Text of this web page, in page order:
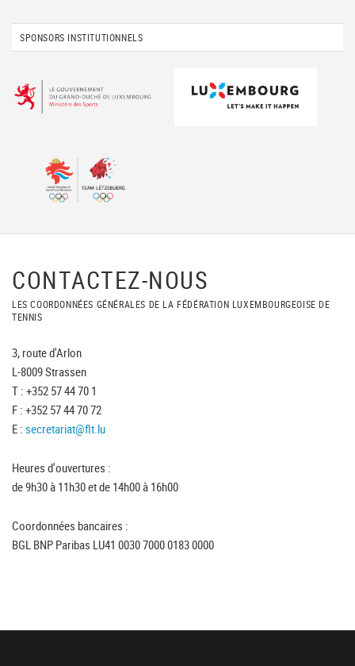
SPONSORS INSTITUTIONNELS
CONTACTEZ-NOUS
LES COORDONNÉES GÉNÉRALES DE LA FÉDÉRATION LUXEMBOURGEOISE DE
TENNIS
3, route d'Arlon
L-8009 Strassen
T : +352 57 44 70 1
F : +352 57 44 70 72
E : secretariat@flt.lu
Heures d'ouvertures :
de 9h30 à 11h30 et de 14h00 à 16h00
Coordonnées bancaires :
BGL BNP Paribas LU41 0030 7000 0183 0000